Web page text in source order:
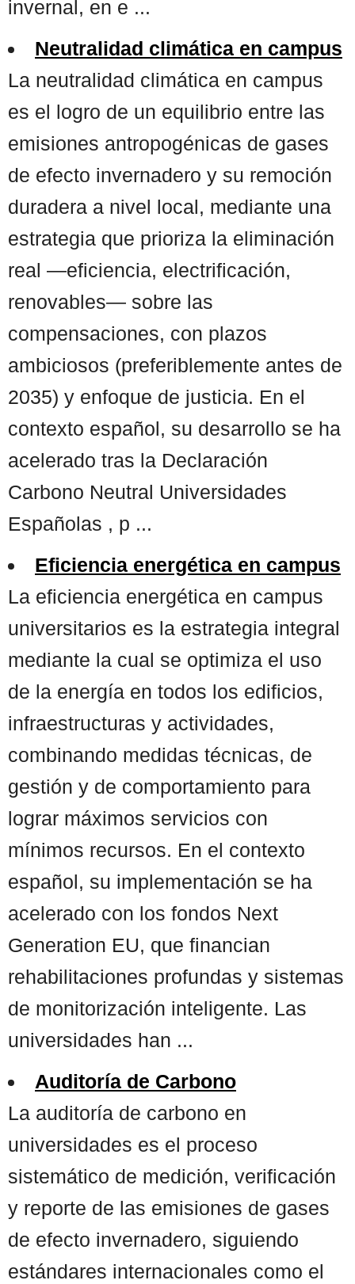
invernal, en e ...
Neutralidad climática en campus
La neutralidad climática en campus
es el logro de un equilibrio entre las
emisiones antropogénicas de gases
de efecto invernadero y su remoción
duradera a nivel local, mediante una
estrategia que prioriza la eliminación
real —eficiencia, electrificación,
renovables— sobre las
compensaciones, con plazos
ambiciosos (preferiblemente antes de
2035) y enfoque de justicia. En el
contexto español, su desarrollo se ha
acelerado tras la Declaración
Carbono Neutral Universidades
Españolas , p ...
Eficiencia energética en campus
La eficiencia energética en campus
universitarios es la estrategia integral
mediante la cual se optimiza el uso
de la energía en todos los edificios,
infraestructuras y actividades,
combinando medidas técnicas, de
gestión y de comportamiento para
lograr máximos servicios con
mínimos recursos. En el contexto
español, su implementación se ha
acelerado con los fondos Next
Generation EU, que financian
rehabilitaciones profundas y sistemas
de monitorización inteligente. Las
universidades han ...
Auditoría de Carbono
La auditoría de carbono en
universidades es el proceso
sistemático de medición, verificación
y reporte de las emisiones de gases
de efecto invernadero, siguiendo
estándares internacionales como el